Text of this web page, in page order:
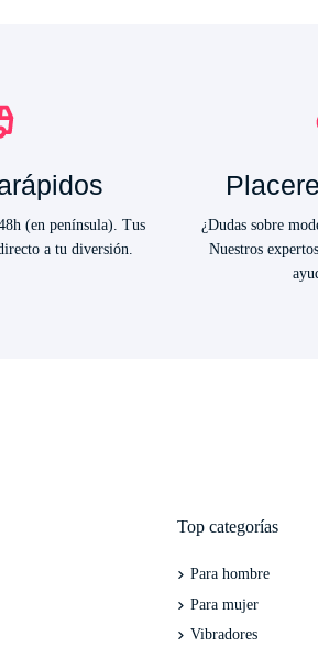
(en península). Tus
a tu diversión.
¿Dudas sobre
Nuestros
Top categorías
Para hombre
Para mujer
Vibradores